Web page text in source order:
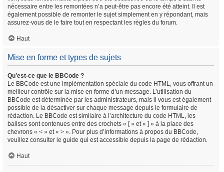
nécessaire entre les remontées n’a peut-être pas encore été atteint. Il est
également possible de remonter le sujet simplement en y répondant, mais
assurez-vous de le faire tout en respectant les règles du forum.
Haut
Mise en forme et types de sujets
Qu’est-ce que le BBCode ?
Le BBCode est une implémentation spéciale du code HTML, vous offrant un
meilleur contrôle sur la mise en forme d’un message. L’utilisation du
BBCode est déterminée par les administrateurs, mais il vous est également
possible de la désactiver sur chaque message depuis le formulaire de
rédaction. Le BBCode est similaire à l’architecture du code HTML, les
balises sont contenues entre des crochets « [ » et « ] » à la place des
chevrons « < » et « > ». Pour plus d’informations à propos du BBCode,
veuillez consulter le guide qui est accessible depuis la page de rédaction.
Haut